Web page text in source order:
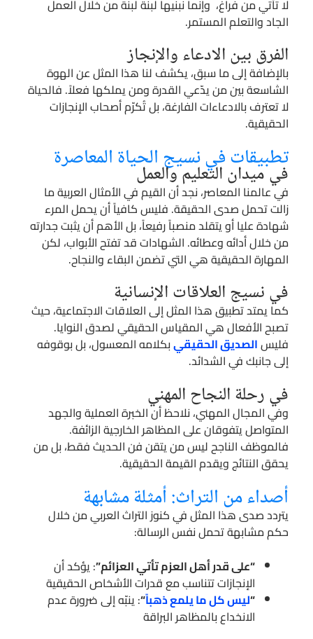
لا تأتي من فراغ، وإنما نبنيها لبنة لبنة من خلال العمل
الجاد والتعلم المستمر.
الفرق بين الادعاء والإنجاز
بالإضافة إلى ما سبق، يكشف لنا هذا المثل عن الهوة
الشاسعة بين من يدّعي القدرة ومن يملكها فعلاً. فالحياة
لا تعترف بالادعاءات الفارغة، بل تُكرّم أصحاب الإنجازات
الحقيقية.
تطبيقات في نسيج الحياة المعاصرة
في ميدان التعليم والعمل
في عالمنا المعاصر، نجد أن القيم في الأمثال العربية ما
زالت تحمل صدى الحقيقة. فليس كافياً أن يحمل المرء
شهادة عليا أو يتقلد منصباً رفيعاً، بل الأهم أن يثبت جدارته
من خلال أدائه وعطائه. الشهادات قد تفتح الأبواب، لكن
المهارة الحقيقية هي التي تضمن البقاء والنجاح.
في نسيج العلاقات الإنسانية
كما يمتد تطبيق هذا المثل إلى العلاقات الاجتماعية، حيث
تصبح الأفعال هي المقياس الحقيقي لصدق النوايا.
فليسالصديق الحقيقيبكلامه المعسول، بل بوقوفه
إلى جانبك في الشدائد.
في رحلة النجاح المهني
وفي المجال المهني، نلاحظ أن الخبرة العملية والجهد
المتواصل يتفوقان على المظاهر الخارجية الزائفة.
فالموظف الناجح ليس من يتقن فن الحديث فقط، بل من
يحقق النتائج ويقدم القيمة الحقيقية.
أصداء من التراث: أمثلة مشابهة
يتردد صدى هذا المثل في كنوز التراث العربي من خلال
حكم مشابهة تحمل نفس الرسالة:
“على قدر أهل العزم تأتي العزائم”: يؤكد أن
الإنجازات تتناسب مع قدرات الأشخاص الحقيقية
“ليس كل ما يلمع ذهباً“: ينبّه إلى ضرورة عدم
الانخداع بالمظاهر البراقة